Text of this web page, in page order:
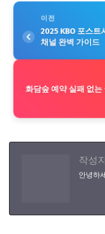
이전
2025 KBO 포스트
채널 완벽 가이드
화담숲 예약 실패 없
작성
안녕하